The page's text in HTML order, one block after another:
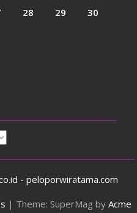
28 29
30
- peloporwiratama.com
| Theme: SuperMag by Acme